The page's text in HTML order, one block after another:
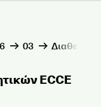
03
ECCE